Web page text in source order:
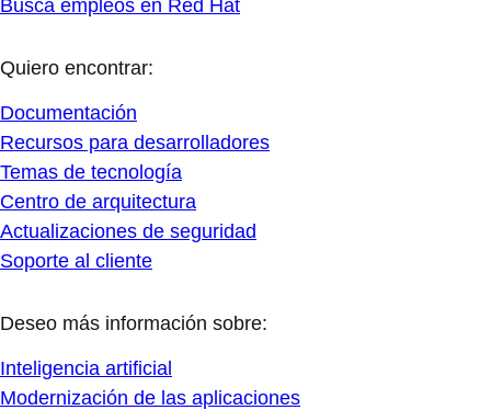
Busca empleos en Red Hat
Quiero encontrar:
Documentación
Recursos para desarrolladores
Temas de tecnología
Centro de arquitectura
Actualizaciones de seguridad
Soporte al cliente
Deseo más información sobre:
Inteligencia artificial
Modernización de las aplicaciones